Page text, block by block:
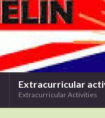
Extracurricular
Extracurricular Activities